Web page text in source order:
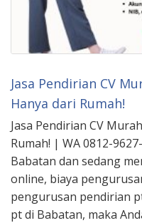
Jasa Pendirian CV
Hanya dari Rumah!
Jasa Pendirian CV
Rumah! | WA 0812-
Babatan dan sedang
online, biaya
pengurusan pendirian
pt di Babatan, maka